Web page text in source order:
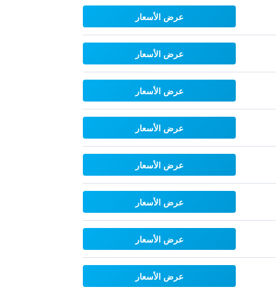
عرض الأسعار
عرض الأسعار
عرض الأسعار
عرض الأسعار
عرض الأسعار
عرض الأسعار
عرض الأسعار
عرض الأسعار